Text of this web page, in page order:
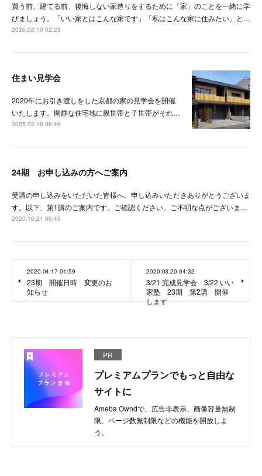
買う前、建てる前、後悔しない家造りをするために「家」のことを一緒に学
びましょう。「いい家とはこんな家です」「私はこんな家に住みたい」と…
2026.02.10 02:23
住まい見学会
2020年にお引き渡しをした京都の家の見学会を開催
いたします。閑静な住宅地に親世帯と子世帯がそれ…
2025.02.18 06:49
24期 お申し込みの方へご案内
受講の申し込みをいただいた皆様へ。申し込みいただきありがとうございま
す。以下、第1講のご案内です。ご確認ください。ご不明な点がございま…
2020.10.21 06:45
2020.04.17 01:59
23期 開催日時 変更のお
知らせ
2020.03.20 04:32
3/21 完成見学会 3/22 いい
家塾 23期 第2講 開催
します
PR
プレミアムプランでもっと自由な
サイトに
Ameba Owndで、広告非表示、画像容量無制
限、ページ数無制限などの機能を開放しよ
う。